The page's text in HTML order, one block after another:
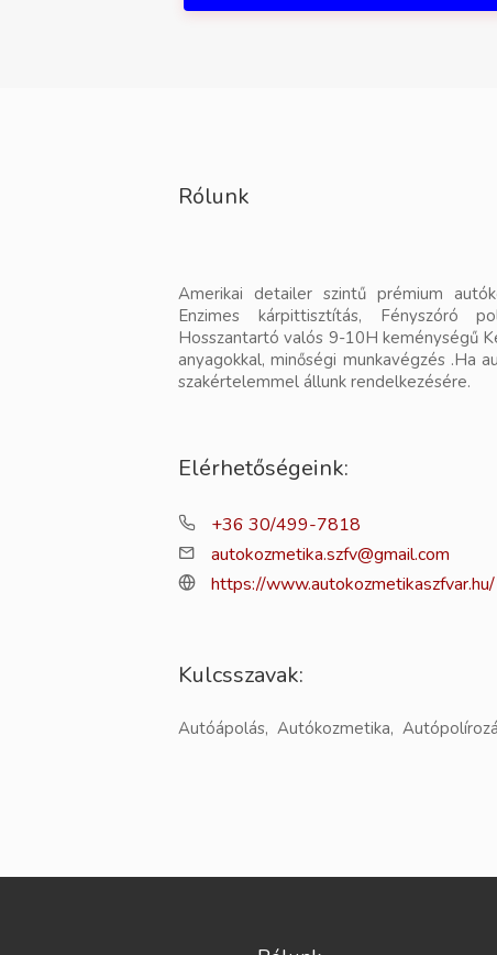
Rólunk
Amerikai detailer szintű prémium
Enzimes kárpittisztítás, Fényszóró
Hosszantartó valós 9-10H keménységű
anyagokkal, minőségi munkavégzés .Ha
szakértelemmel állunk rendelkezésére.
Elérhetőségeink:
+36 30/499-7818
autokozmetika.szfv@gmail.com
https://www.autokozmetikaszfvar.hu/
Kulcsszavak:
Autóápolás, Autókozmetika,